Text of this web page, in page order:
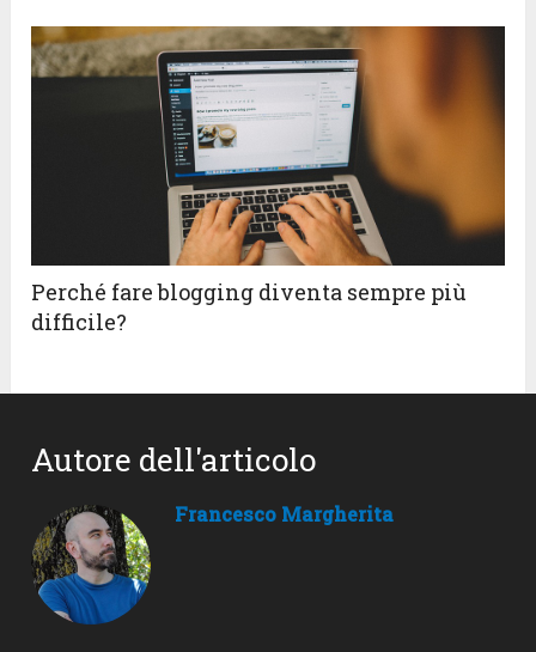
Perché fare blogging diventa sempre più
difficile?
Autore dell'articolo
Francesco Margherita